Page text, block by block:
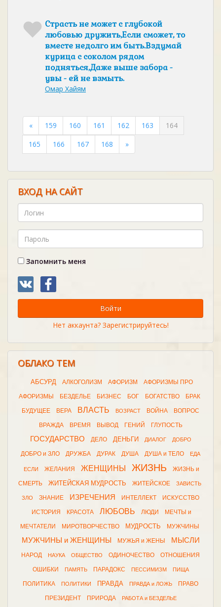
Страсть не может с глубокой
любовью дружить,Если сможет, то
вместе недолго им быть.Вздумай
курица с соколом рядом
подняться,Даже выше забора -
увы - ей не взмыть.
Омар Хайям
« 159 160 161 162 163
164
165
166 167 168 »
ВХОД НА САЙТ
Запомнить меня
Войти
Нет аккаунта? Зарегистрируйтесь!
ОБЛАКО ТЕМ
АБСУРД АЛКОГОЛИЗМ АФОРИЗМ АФОРИЗМЫ ПРО
АФОРИЗМЫ БЕЗДЕЛЬЕ БИЗНЕС БОГ БОГАТСТВО БРАК
БУДУЩЕЕ ВЕРА ВЛАСТЬ ВОЗРАСТ ВОЙНА ВОПРОС
ВРАЖДА ВРЕМЯ ВЫВОД ГЕНИЙ ГЛУПОСТЬ
ГОСУДАРСТВО ДЕЛО ДЕНЬГИ ДИАЛОГ ДОБРО
ДОБРО и ЗЛО ДРУЖБА ДУРАК ДУША ДУША и ТЕЛО ЕДА
ЕСЛИ ЖЕЛАНИЯ ЖЕНЩИНЫ ЖИЗНЬ ЖИЗНЬ и
СМЕРТЬ ЖИТЕЙСКАЯ МУДРОСТЬ ЖИТЕЙСКОЕ ЗАВИСТЬ
ЗЛО ЗНАНИЕ ИЗРЕЧЕНИЯ ИНТЕЛЛЕКТ ИСКУССТВО
ИСТОРИЯ КРАСОТА ЛЮБОВЬ ЛЮДИ МЕЧТЫ и
МЕЧТАТЕЛИ МИРОТВОРЧЕСТВО МУДРОСТЬ МУЖЧИНЫ
МУЖЧИНЫ и ЖЕНЩИНЫ МУЖЬЯ и ЖЕНЫ МЫСЛИ
НАРОД НАУКА ОБЩЕСТВО ОДИНОЧЕСТВО ОТНОШЕНИЯ
ОШИБКИ ПАМЯТЬ ПАРАДОКС ПЕССИМИЗМ ПИЩА
ПОЛИТИКА ПОЛИТИКИ ПРАВДА ПРАВДА и ЛОЖЬ ПРАВО
ПРЕЗИДЕНТ ПРИРОДА РАБОТА и БЕЗДЕЛЬЕ